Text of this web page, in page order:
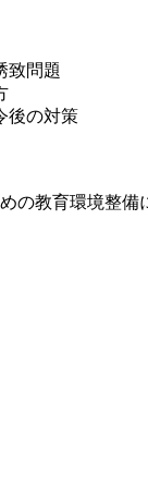
致問題
後の対策
の教育環境整備